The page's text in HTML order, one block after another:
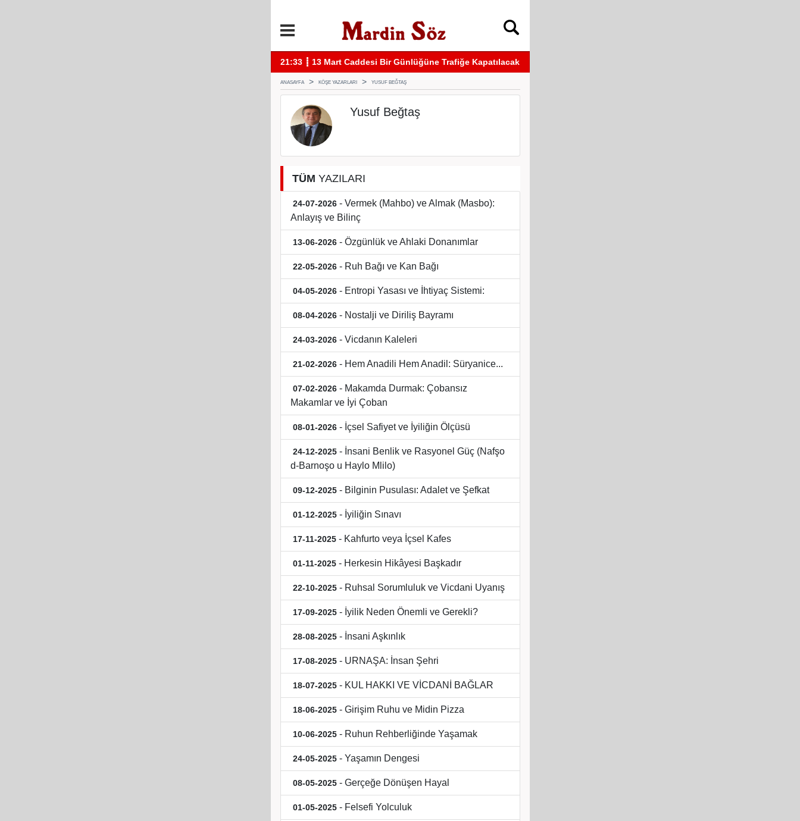
11:57 ┋ Midyat’ta bıçaklı kavga can aldı
ANASAYFA KÖŞE YAZARLARI YUSUF BEĞTAŞ
Yusuf Beğtaş
TÜM YAZILARI
24-07-2026- Vermek (Mahbo) ve Almak (Masbo):
Anlayış ve Bilinç
13-06-2026- Özgünlük ve Ahlaki Donanımlar
22-05-2026- Ruh Bağı ve Kan Bağı
04-05-2026- Entropi Yasası ve İhtiyaç Sistemi:
08-04-2026- Nostalji ve Diriliş Bayramı
24-03-2026- Vicdanın Kaleleri
21-02-2026- Hem Anadili Hem Anadil: Süryanice...
07-02-2026- Makamda Durmak: Çobansız
Makamlar ve İyi Çoban
08-01-2026- İçsel Safiyet ve İyiliğin Ölçüsü
24-12-2025- İnsani Benlik ve Rasyonel Güç (Nafşo
d-Barnoşo u Haylo Mlilo)
09-12-2025- Bilginin Pusulası: Adalet ve Şefkat
01-12-2025- İyiliğin Sınavı
17-11-2025- Kahfurto veya İçsel Kafes
01-11-2025- Herkesin Hikâyesi Başkadır
22-10-2025- Ruhsal Sorumluluk ve Vicdani Uyanış
17-09-2025- İyilik Neden Önemli ve Gerekli?
28-08-2025- İnsani Aşkınlık
17-08-2025- URNAŞA: İnsan Şehri
18-07-2025- KUL HAKKI VE VİCDANİ BAĞLAR
18-06-2025- Girişim Ruhu ve Midin Pizza
10-06-2025- Ruhun Rehberliğinde Yaşamak
24-05-2025- Yaşamın Dengesi
08-05-2025- Gerçeğe Dönüşen Hayal
01-05-2025- Felsefi Yolculuk